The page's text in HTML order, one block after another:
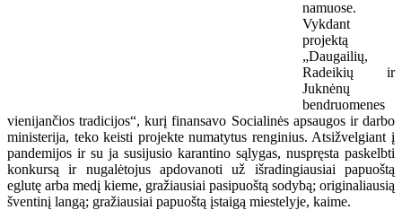
namuose.
Vykdant
projektą
„Daugailių,
Radeikių ir
Juknėnų
bendruomenes
vienijančios tradicijos“, kurį finansavo Socialinės apsaugos ir darbo
ministerija, teko keisti projekte numatytus renginius. Atsižvelgiant į
pandemijos ir su ja susijusio karantino sąlygas, nuspręsta paskelbti
konkursą ir nugalėtojus apdovanoti už išradingiausiai papuoštą
eglutę arba medį kieme, gražiausiai pasipuoštą sodybą; originaliausią
šventinį langą; gražiausiai papuoštą įstaigą miestelyje, kaime.